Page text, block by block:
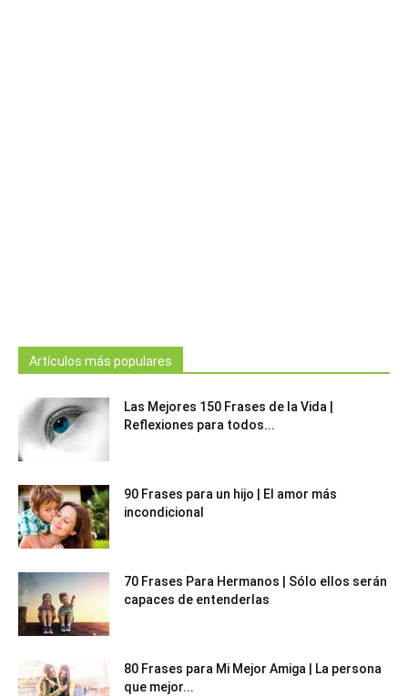
Artículos más populares
Las Mejores 150 Frases de la Vida |
Reflexiones para todos...
90 Frases para un hijo | El amor más
incondicional
70 Frases Para Hermanos | Sólo ellos serán
capaces de entenderlas
80 Frases para Mi Mejor Amiga | La persona
que mejor...